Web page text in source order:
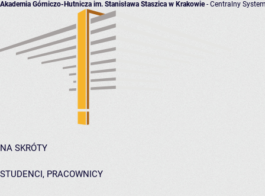
Akademia Górniczo-Hutnicza im. Stanisława Staszica w Krakowie- Centralny
NA SKRÓTY
STUDENCI, PRACOWNICY